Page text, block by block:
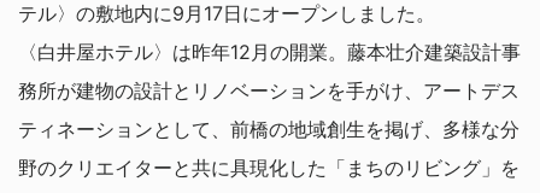
テル〉の敷地内に9月17日にオープンしました。
〈白井屋ホテル〉は昨年12月の開業。藤本壮介建築設計事
務所が建物の設計とリノベーションを手がけ、アートデス
ティネーションとして、前橋の地域創生を掲げ、多様な分
野のクリエイターと共に具現化した「まちのリビング」を